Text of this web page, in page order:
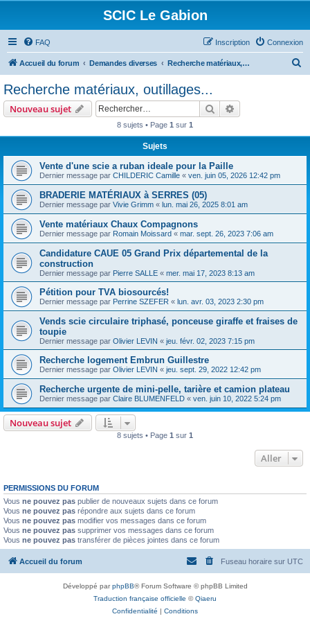
SCIC Le Gabion
FAQ Connexion
Inscription
Accueil du forum Demandes diverses Recherche matériaux, outillages...
r
Recherche matériaux, outillages...
Nouveau sujet Rechercher
8 sujets • Page 1 sur 1
Sujets
Vente d'une scie a ruban ideale pour la Paille
Dernier message par CHILDERIC Camille « ven. juin 05, 2026 12:42 pm
BRADERIE MATÉRIAUX à SERRES (05)
Dernier message par Vivie Grimm « lun. mai 26, 2025 8:01 am
Vente matériaux Chaux Compagnons
Dernier message par Romain Moissard « mar. sept. 26, 2023 7:06 am
Candidature CAUE 05 Grand Prix départemental de la
construction
Dernier message par Pierre SALLE « mer. mai 17, 2023 8:13 am
Pétition pour TVA biosourcés!
Dernier message par Perrine SZEFER « lun. avr. 03, 2023 2:30 pm
Vends scie circulaire triphasé, ponceuse giraffe et fraises de
toupie
Dernier message par Olivier LEVIN « jeu. févr. 02, 2023 7:15 pm
Recherche logement Embrun Guillestre
Dernier message par Olivier LEVIN « jeu. sept. 29, 2022 12:42 pm
Recherche urgente de mini-pelle, tarière et camion plateau
Dernier message par Claire BLUMENFELD « ven. juin 10, 2022 5:24 pm
Nouveau sujet
8 sujets • Page 1 sur 1
Aller
PERMISSIONS DU FORUM
Vous ne pouvez pas publier de nouveaux sujets dans ce forum
Vous ne pouvez pas répondre aux sujets dans ce forum
Vous ne pouvez pas modifier vos messages dans ce forum
Vous ne pouvez pas supprimer vos messages dans ce forum
Vous ne pouvez pas transférer de pièces jointes dans ce forum
Accueil du forum Fuseau horaire sur UTC
Développé parphpBB® Forum Software © phpBB Limited
Traduction française officielle ©Qiaeru
Confidentialité | Conditions